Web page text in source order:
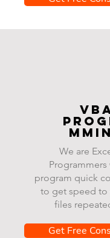
We are
Programmers
program quick
to get speed to
files
Get Free